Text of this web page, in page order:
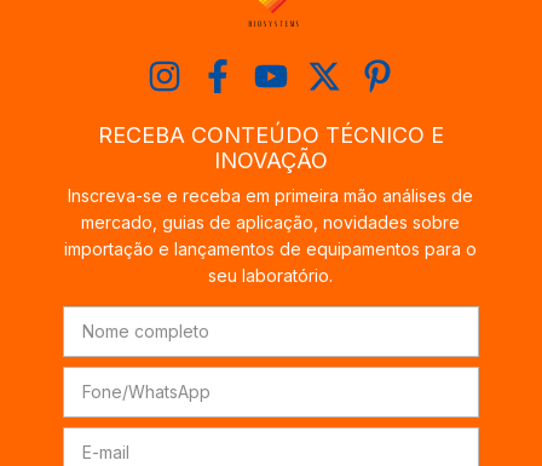
RECEBA CONTEÚDO TÉCNICO E
INOVAÇÃO
Inscreva-se e receba em primeira mão análises de
mercado, guias de aplicação, novidades sobre
importação e lançamentos de equipamentos para o
seu laboratório.